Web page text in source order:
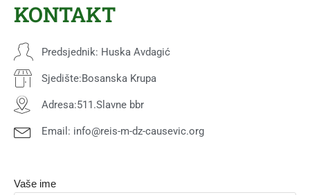
KONTAKT
Predsjednik: Huska Avdagić
Sjedište:Bosanska Krupa
Adresa:511.Slavne bbr
Email: info@reis-m-dz-causevic.org
Vaše ime